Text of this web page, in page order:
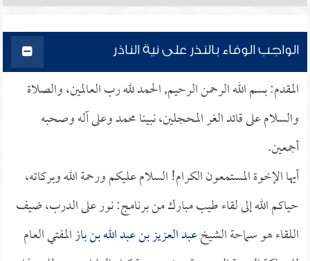
الواجب الوفاء بالنذر على نية الناذر
المقدم: بسم الله الرحمن الرحيم, الحمد لله رب العالمين، والصلاة
والسلام على قائد الغر المحجلين، نبينا محمد وعلى آله وصحبه
أجمعين.
أيها الإخوة المستمعون الكرام! السلام عليكم ورحمة الله وبركاته،
حياكم الله إلى لقاء طيب مبارك من برنامج: نور على الدرب، ضيف
اللقاء هو سماحة الشيخعبد العزيز بن عبد الله بن بازالمفتي العام